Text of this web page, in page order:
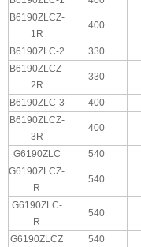
B6190ZLCZ-
1R
400
B6190ZLC-2 330
B6190ZLCZ-
2R
330
B6190ZLC-3 400
B6190ZLCZ-
3R
400
G6190ZLC 540
G6190ZLCZ-
R
540
G6190ZLC-
R
540
G6190ZLCZ 540